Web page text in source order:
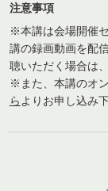
注意事項
※本講は会場開催
講の録画動画を配
聴いただく場合は、
※また、本講のオ
ら よりお申し込み下